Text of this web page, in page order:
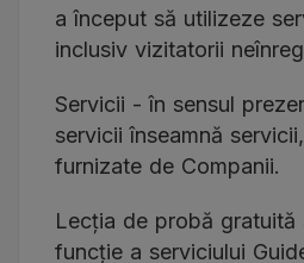
a început să utilizeze
inclusiv vizitatorii
Servicii - în sensul
servicii înseamnă
furnizate de Companii.
Lecția de probă gratuită
funcție a serviciului